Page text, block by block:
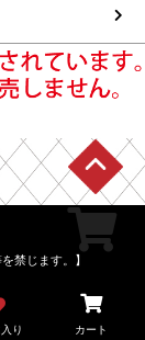
禁じます。】
り カート